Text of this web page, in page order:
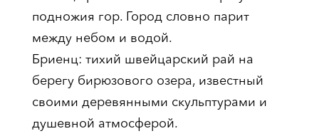
подножия гор. Город словно парит
между небом и водой.
Бриенц: тихий швейцарский рай на
берегу бирюзового озера, известный
своими деревянными скульптурами и
душевной атмосферой.